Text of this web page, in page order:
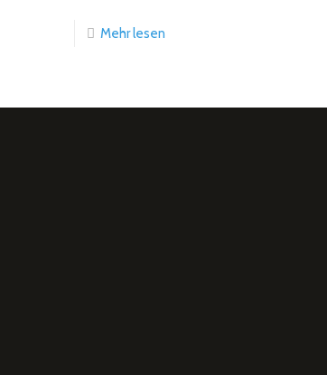
Mehr lesen